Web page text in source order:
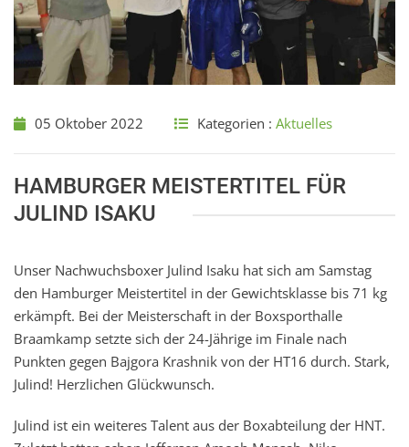
05 Oktober 2022 Kategorien : Aktuelles
HAMBURGER MEISTERTITEL FÜR
JULIND ISAKU
Unser Nachwuchsboxer Julind Isaku hat sich am Samstag
den Hamburger Meistertitel in der Gewichtsklasse bis 71 kg
erkämpft. Bei der Meisterschaft in der Boxsporthalle
Braamkamp setzte sich der 24-Jährige im Finale nach
Punkten gegen Bajgora Krashnik von der HT16 durch. Stark,
Julind! Herzlichen Glückwunsch.
Julind ist ein weiteres Talent aus der Boxabteilung der HNT.